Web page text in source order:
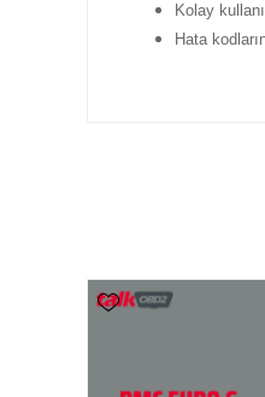
Kolay
Hata